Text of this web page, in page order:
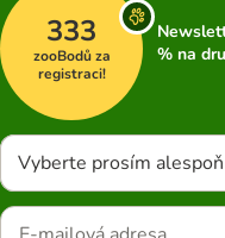
333
zooBodů za
registraci!
% na
Vyberte prosím